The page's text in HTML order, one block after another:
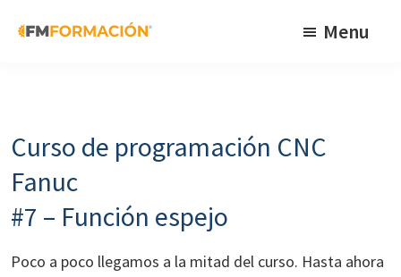
mecánica
Menu
Curso de programación CNC
Fanuc
#7 – Función espejo
Poco a poco llegamos a la mitad del curso. Hasta ahora